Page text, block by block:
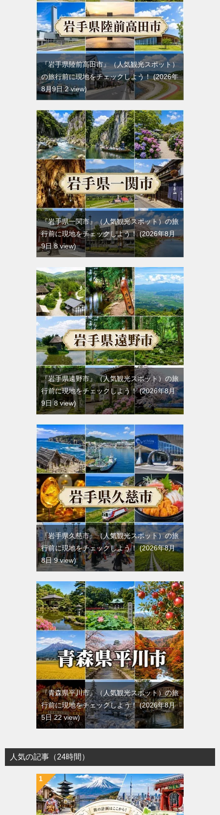
『岩手県陸前高田市』（人気観光スポット）
の旅行前に現地をチェックしよう！ 2026年
8月9日 2 view
『岩手県一関市』（人気観光スポット）の旅
行前に現地をチェックしよう！ 2026年8月
9日 8 view
『岩手県遠野市』（人気観光スポット）の旅
行前に現地をチェックしよう！ 2026年8月
9日 8 view
『岩手県久慈市』（人気観光スポット）の旅
行前に現地をチェックしよう！ 2026年8月
8日 9 view
『青森県平川市』（人気観光スポット）の旅
行前に現地をチェックしよう！ 2026年8月
5日 22 view
人気の記事（24時間）